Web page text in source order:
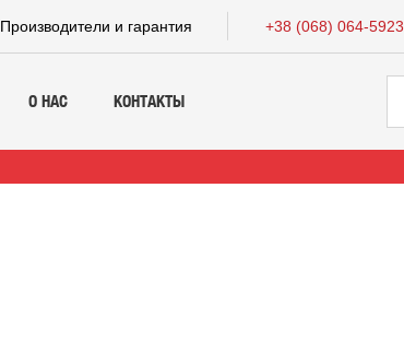
Производители и гарантия +38 (068) 064-5923
О НАС КОНТАКТЫ